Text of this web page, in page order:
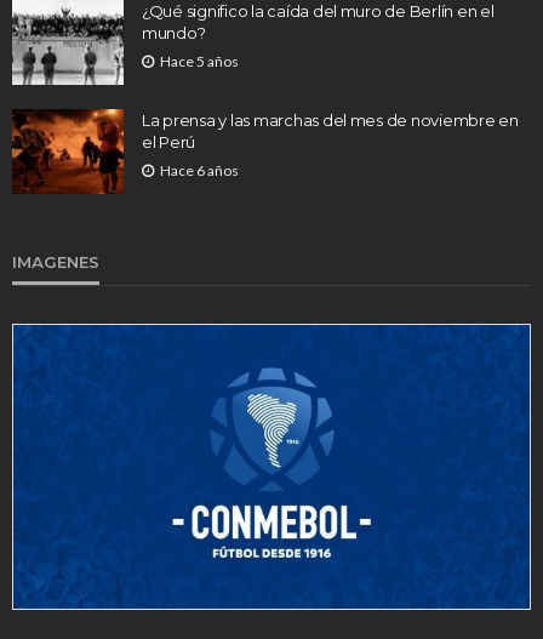
¿Qué significo la caída del muro de Berlín en el
mundo?
Hace 5 años
La prensa y las marchas del mes de noviembre en
el Perú
Hace 6 años
IMAGENES